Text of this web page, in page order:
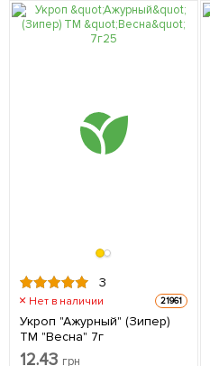
3
Нет в наличии 21961
Укроп "Ажурный" (Зипер)
ТМ "Весна" 7г
12.43 грн